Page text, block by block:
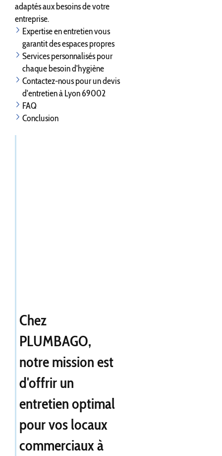
adaptés aux besoins de votre
entreprise.
Expertise en entretien vous
garantit des espaces propres
Services personnalisés pour
chaque besoin d'hygiène
Contactez-nous pour un devis
d'entretien à Lyon 69002
FAQ
Conclusion
Chez
PLUMBAGO,
notre mission est
d'offrir un
entretien optimal
pour vos locaux
commerciaux à